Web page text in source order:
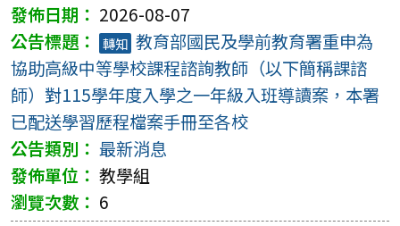
2026-08-07
轉知 教育部國民及學前教育署重申為
協助高級中等學校課程諮詢教師（以下簡稱課諮
師）對115學年度入學之一年級入班導讀案，本署
已配送學習歷程檔案手冊至各校
最新消息
教學組
6